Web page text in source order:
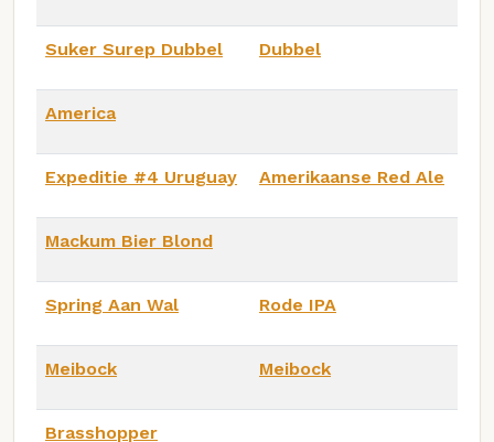
Suker Surep Dubbel Dubbel
America
Expeditie #4 Uruguay Amerikaanse Red Ale
Mackum Bier Blond
Spring Aan Wal Rode IPA
Meibock Meibock
Brasshopper